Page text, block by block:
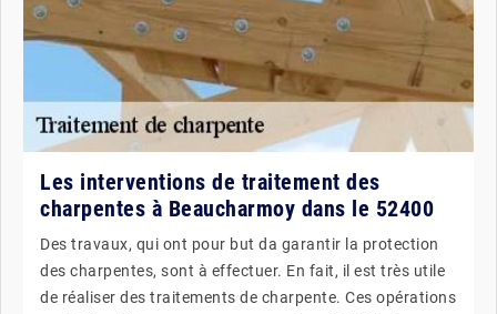
Les interventions de traitement des
charpentes à Beaucharmoy dans le 52400
Des travaux, qui ont pour but da garantir la protection
des charpentes, sont à effectuer. En fait, il est très utile
de réaliser des traitements de charpente. Ces opérations